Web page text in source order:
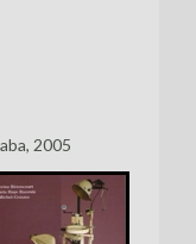
2005